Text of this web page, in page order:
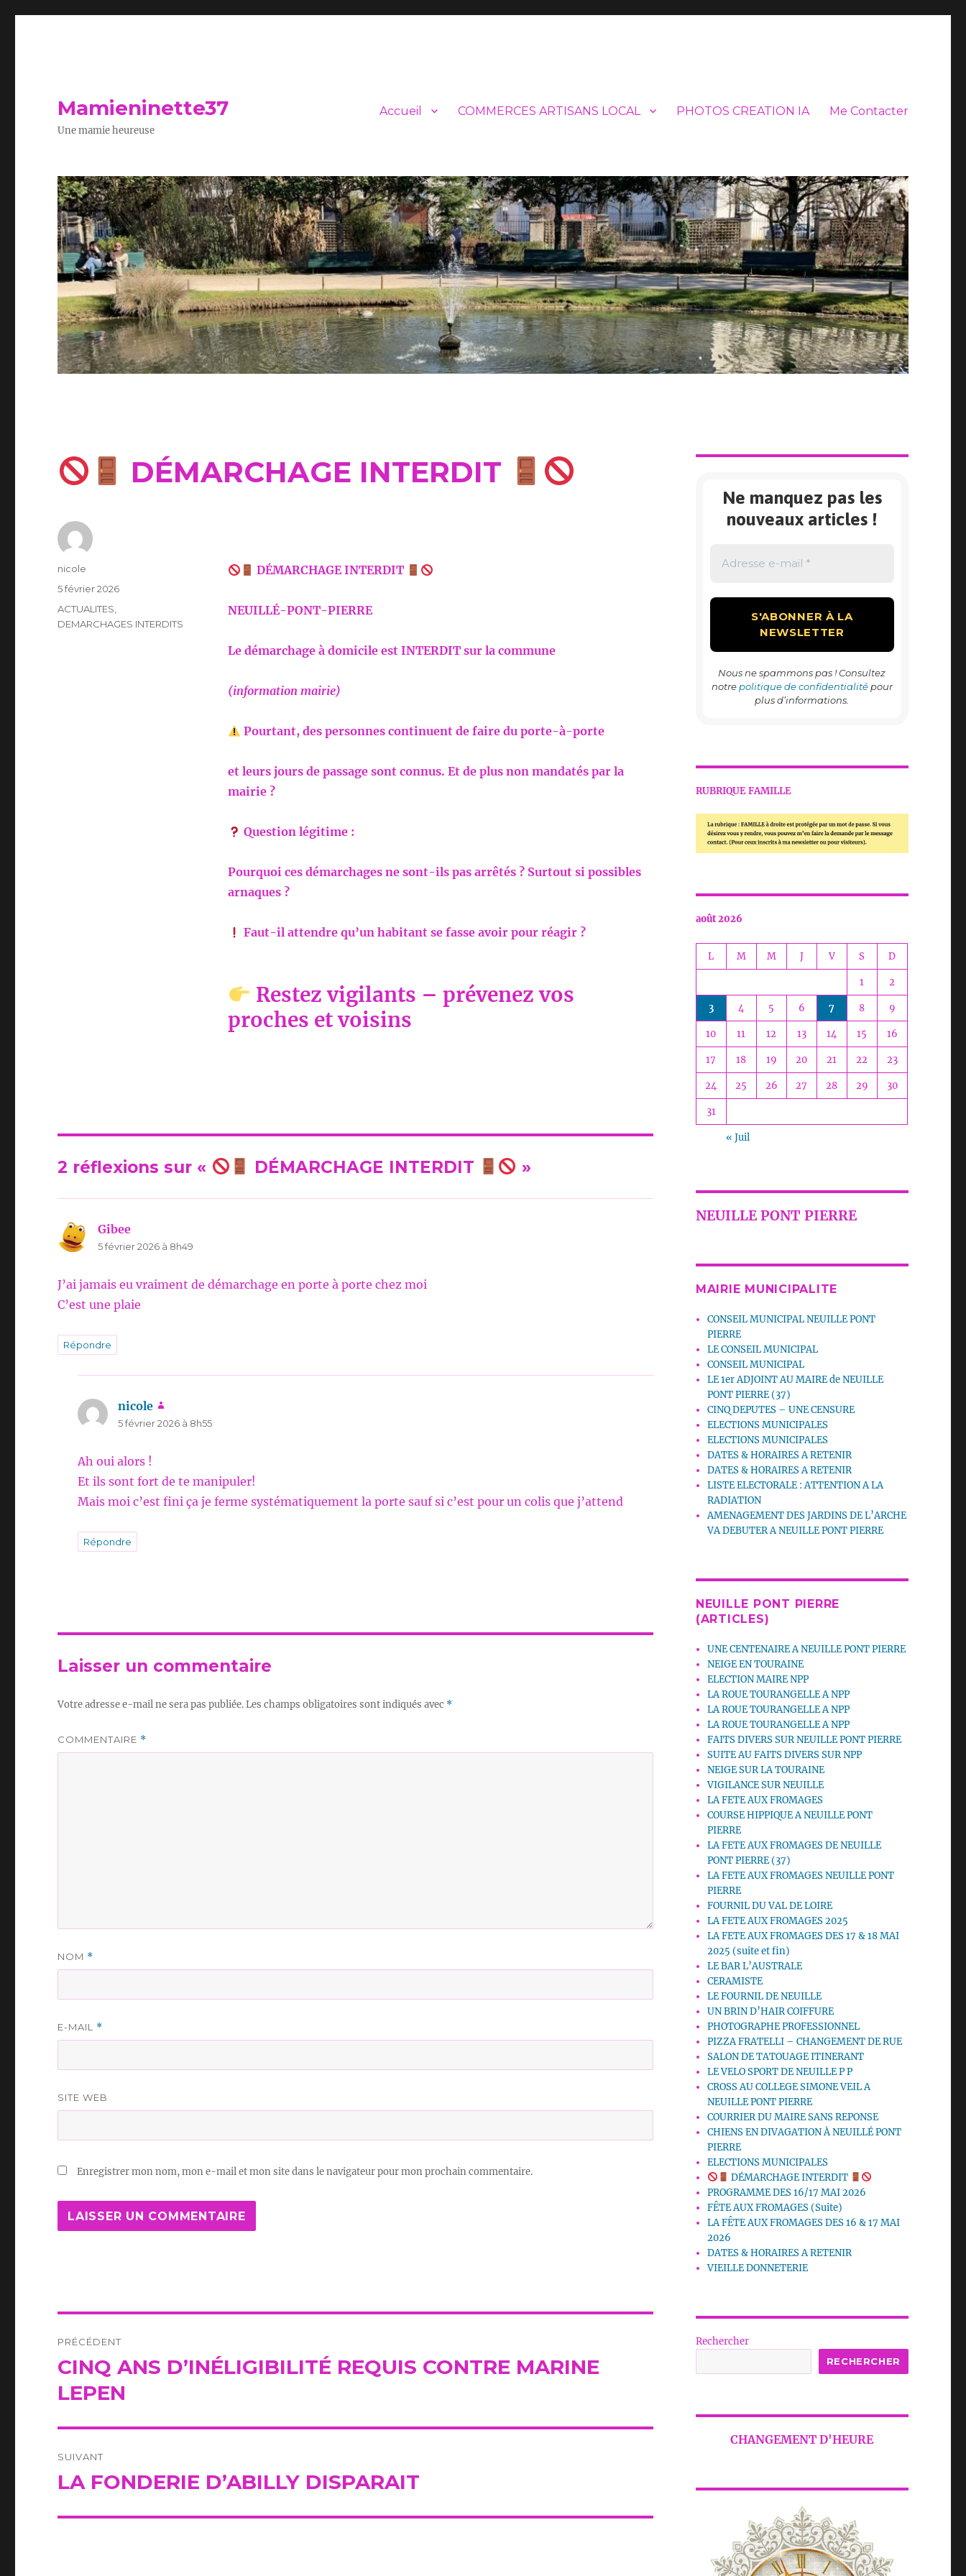
Mamieninette37
Une mamie heureuse
Accueil COMMERCES ARTISANS LOCAL PHOTOS CREATION IA Me Contacter
DÉMARCHAGE INTERDIT
DÉMARCHAGE INTERDIT
NEUILLÉ-PONT-PIERRE
Le démarchage à domicile est INTERDIT sur la commune
(information mairie)
Pourtant, des personnes continuent de faire du porte-à-porte
et leurs jours de passage sont connus. Et de plus non mandatés par la
mairie ?
Question légitime :
Pourquoi ces démarchages ne sont-ils pas arrêtés ? Surtout si possibles
arnaques ?
Faut-il attendre qu’un habitant se fasse avoir pour réagir ?
Restez vigilants – prévenez vos
proches et voisins
Auteur
nicole
Publié
5 février 2026
Catégories
ACTUALITES
DEMARCHAGES INTERDITS
2 réflexions sur « DÉMARCHAGE INTERDIT »
Gibee
5 février 2026 à 8h49
J’ai jamais eu vraiment de démarchage en porte à porte chez moi
C’est une plaie
Répondre
nicole
5 février 2026 à 8h55
Ah oui alors !
Et ils sont fort de te manipuler!
Mais moi c’est fini ça je ferme systématiquement la porte sauf si c’est pour un colis que j’attend
Répondre
Laisser un commentaire
Votre adresse e-mail ne sera pas publiée.Les champs obligatoires sont indiqués avec *
COMMENTAIRE *
NOM *
E-MAIL *
SITE WEB
Enregistrer mon nom, mon e-mail et mon site dans le navigateur pour mon prochain commentaire.
de
l’article
PRÉCÉDENT
Publication
précédente :
CINQ ANS D’INÉLIGIBILITÉ REQUIS CONTRE MARINE
LEPEN
SUIVANT
Publication
LA FONDERIE D’ABILLY DISPARAIT
Ne manquez pas les
nouveaux articles !
Nous ne spammons pas ! Consultez
notre politique de confidentialitépour
plus d’informations.
RUBRIQUE FAMILLE
août 2026
L M M J V S D
1 2
3 4 5 6 7 8 9
10 11 12 13 14 15 16
17 18 19 20 21 22 23
24 25 26 27 28 29 30
31
« Juil
NEUILLE PONT PIERRE
MAIRIE MUNICIPALITE
CONSEIL MUNICIPAL NEUILLE PONT
PIERRE
LE CONSEIL MUNICIPAL
CONSEIL MUNICIPAL
LE 1er ADJOINT AU MAIRE de NEUILLE
PONT PIERRE (37)
CINQ DEPUTES – UNE CENSURE
ELECTIONS MUNICIPALES
ELECTIONS MUNICIPALES
DATES & HORAIRES A RETENIR
DATES & HORAIRES A RETENIR
LISTE ELECTORALE : ATTENTION A LA
RADIATION
AMENAGEMENT DES JARDINS DE L’ARCHE
VA DEBUTER A NEUILLE PONT PIERRE
NEUILLE PONT PIERRE
(ARTICLES)
UNE CENTENAIRE A NEUILLE PONT PIERRE
NEIGE EN TOURAINE
ELECTION MAIRE NPP
LA ROUE TOURANGELLE A NPP
LA ROUE TOURANGELLE A NPP
LA ROUE TOURANGELLE A NPP
FAITS DIVERS SUR NEUILLE PONT PIERRE
SUITE AU FAITS DIVERS SUR NPP
NEIGE SUR LA TOURAINE
VIGILANCE SUR NEUILLE
LA FETE AUX FROMAGES
COURSE HIPPIQUE A NEUILLE PONT
PIERRE
LA FETE AUX FROMAGES DE NEUILLE
PONT PIERRE (37)
LA FETE AUX FROMAGES NEUILLE PONT
PIERRE
FOURNIL DU VAL DE LOIRE
LA FETE AUX FROMAGES 2025
LA FETE AUX FROMAGES DES 17 & 18 MAI
2025 (suite et fin)
LE BAR L’AUSTRALE
CERAMISTE
LE FOURNIL DE NEUILLE
UN BRIN D’HAIR COIFFURE
PHOTOGRAPHE PROFESSIONNEL
PIZZA FRATELLI – CHANGEMENT DE RUE
SALON DE TATOUAGE ITINERANT
LE VELO SPORT DE NEUILLE P P
CROSS AU COLLEGE SIMONE VEIL A
NEUILLE PONT PIERRE
COURRIER DU MAIRE SANS REPONSE
CHIENS EN DIVAGATION À NEUILLÉ PONT
PIERRE
ELECTIONS MUNICIPALES
DÉMARCHAGE INTERDIT
PROGRAMME DES 16/17 MAI 2026
FÊTE AUX FROMAGES (Suite)
LA FÊTE AUX FROMAGES DES 16 & 17 MAI
2026
DATES & HORAIRES A RETENIR
VIEILLE DONNETERIE
Rechercher
RECHERCHER
CHANGEMENT D'HEURE